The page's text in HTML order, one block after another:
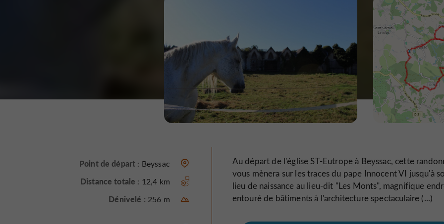
Point de départ : Beyssac
Distance totale : 12,4 km
Dénivelé : 256 m
Au départ de l'église ST-Eutrope à Beyssac, cette
vous mènera sur les traces du pape Innocent VI jusqu'à
lieu de naissance au lieu-dit "Les Monts", magnifique
entouré de bâtiments à l'architecture spectaculaire (...)